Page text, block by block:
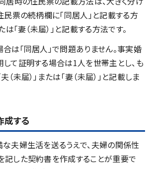
民票の続柄欄に「同居人」と記載する方
は「妻（未届）」と記載する方法です。
は「同居人」で問題ありません。事実婚
て証明する場合は1人を世帯主とし、も
未届）」または「妻（未届）」と記載しま
する
夫婦生活を送るうえで、夫婦の関係性
記した契約書を作成することが重要で